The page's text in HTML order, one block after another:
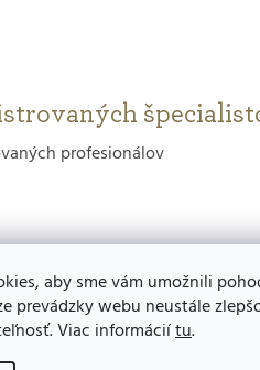
aby sme vám umožnili
prevádzky webu neustále
Viac informáciítu.
profesionálov